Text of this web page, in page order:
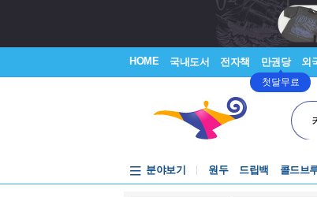
HOME 국내도서 전자책 만권당
첫달무료
외
분야보기 원두 드립백 콜드브